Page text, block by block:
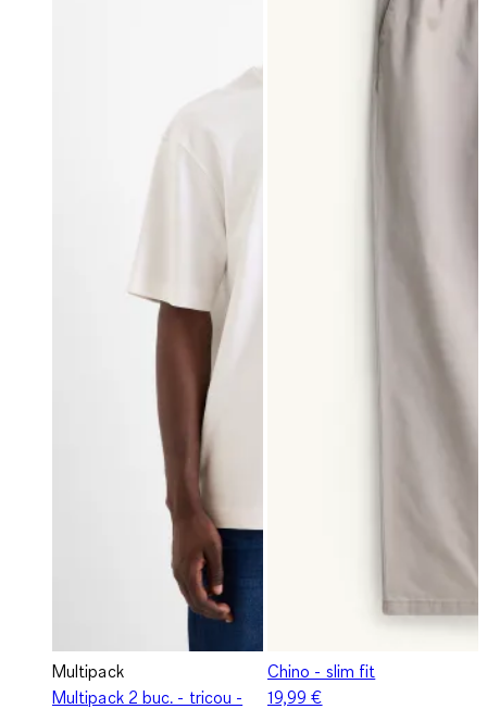
Multipack
Multipack 2 buc. - tricou -
Chino - slim fit
19,99 €